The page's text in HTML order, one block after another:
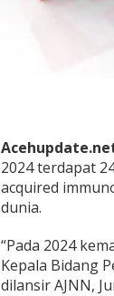
g
2024 terdapat
acquired
dunia.
“Pada 2024
Kepala Bidang
dilansir AJNN,